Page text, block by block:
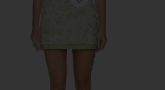
Favorite FINNIAN スカート